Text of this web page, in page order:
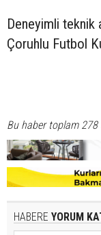
Deneyimli
Çoruhlu Futbol
Bu haber toplam
HABERE YORUM